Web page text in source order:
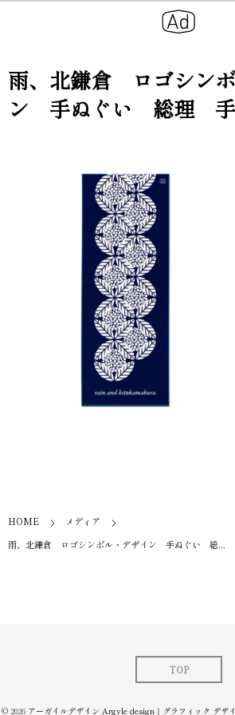
雨、北鎌倉 ロゴシン
ン 手ぬぐい 総理 手
HOME
メディア
雨、北鎌倉 ロゴシンボル・デザイン 手ぬぐい 総...
TOP
© 2026 アーガイルデザイン Argyle design｜グラフィック デザ